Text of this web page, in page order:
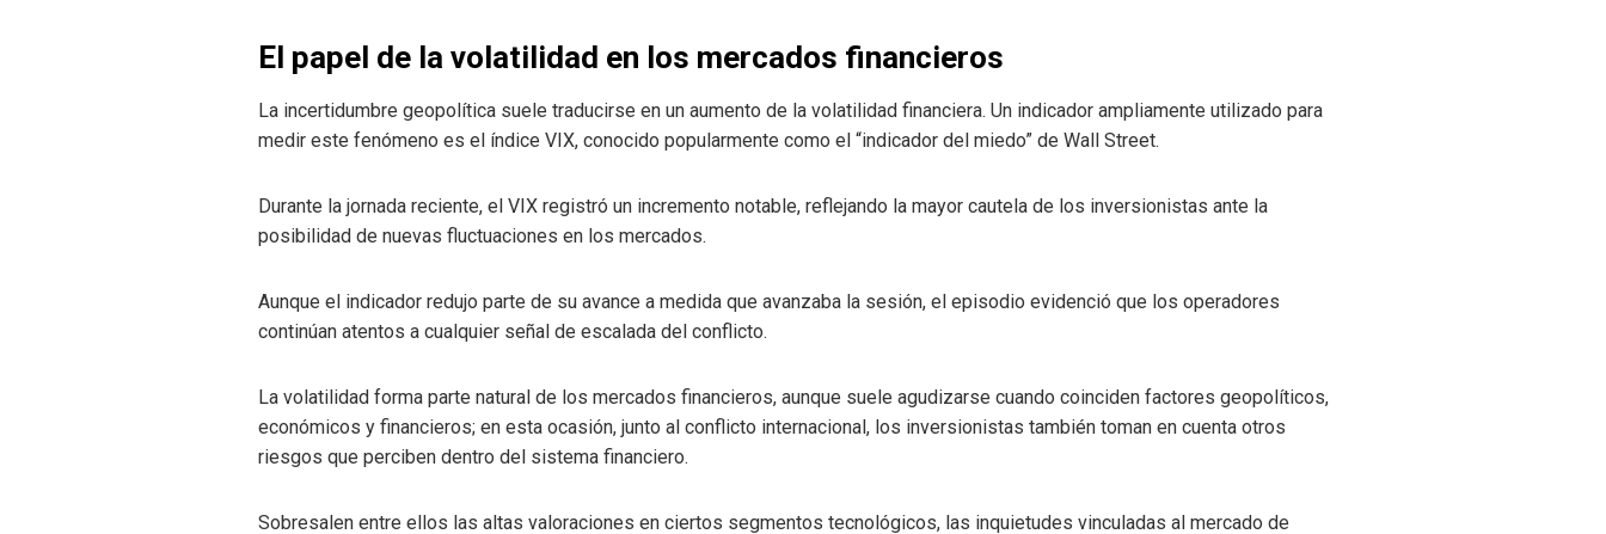
El papel de la volatilidad en los mercados financieros
La incertidumbre geopolítica suele traducirse en un aumento de la volatilidad financiera. Un indicador ampliamente utilizado para
medir este fenómeno es el índice VIX, conocido popularmente como el “indicador del miedo” de Wall Street.
Durante la jornada reciente, el VIX registró un incremento notable, reflejando la mayor cautela de los inversionistas ante la
posibilidad de nuevas fluctuaciones en los mercados.
Aunque el indicador redujo parte de su avance a medida que avanzaba la sesión, el episodio evidenció que los operadores
continúan atentos a cualquier señal de escalada del conflicto.
La volatilidad forma parte natural de los mercados financieros, aunque suele agudizarse cuando coinciden factores geopolíticos,
económicos y financieros; en esta ocasión, junto al conflicto internacional, los inversionistas también toman en cuenta otros
riesgos que perciben dentro del sistema financiero.
Sobresalen entre ellos las altas valoraciones en ciertos segmentos tecnológicos, las inquietudes vinculadas al mercado de